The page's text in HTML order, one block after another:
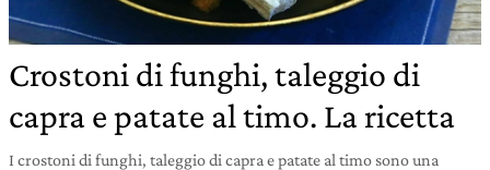
Crostoni di funghi, taleggio di
capra e patate al timo. La ricetta
I crostoni di funghi, taleggio di capra e patate al timo sono una